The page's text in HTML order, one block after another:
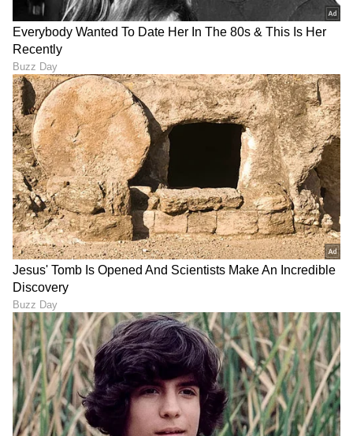
ಇದರಿಂದಾಗಿ ಪಂದ್ಯದ ನಿರ್ಣಾಯಕ ಹಂತದಲ್ಲಿ (ಡೆತ್
ಓವರ್‌ಗಳಲ್ಲಿ) ಭಾರತಕ್ಕೆ ಅವರ ಸೇವೆಯನ್ನು ಸರಿಯಾಗಿ
ಬಳಸಿಕೊಳ್ಳಲು ಸಾಧ್ಯವಾಗಲಿಲ್ಲ. ಮುಖ್ಯ ವೇಗಿಯ ಅನುಪಸ್ಥಿತಿ
ಭಾರತದ ಬೌಲಿಂಗ್ ವಿಭಾಗವನ್ನು ಹೈರಾಣಾಗಿಸಿತು.
ಒಟ್ಟಿನಲ್ಲಿ, ಕೈಯಲ್ಲಿದ್ದ ಪಂದ್ಯವನ್ನು ಭಾರತ ಕೈಚೆಲ್ಲುವ
ಮೂಲಕ ಸರಣಿಯಲ್ಲಿ 1-0 ಹಿನ್ನಡೆ ಅನುಭವಿಸಿದೆ. ಮುಂದಿನ
ಪಂದ್ಯದಲ್ಲಾದರೂ ಅಯ್ಯರ್ ಮತ್ತು ಗಂಭೀರ್ ಪಡೆ
ಪುಟಿದೇಳಲಿದೆಯೇ ಎಂದು ಕಾದು ನೋಡಬೇಕಿದೆ.
LATEST VIDEOS